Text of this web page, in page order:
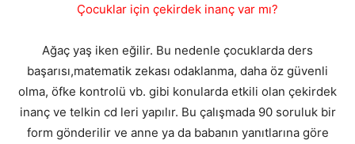
Çocuklar için çekirdek inanç var mı?
Ağaç yaş iken eğilir. Bu nedenle çocuklarda ders
başarısı,matematik zekası odaklanma, daha öz güvenli
olma, öfke kontrolü vb. gibi konularda etkili olan çekirdek
inanç ve telkin cd leri yapılır. Bu çalışmada 90 soruluk bir
form gönderilir ve anne ya da babanın yanıtlarına göre